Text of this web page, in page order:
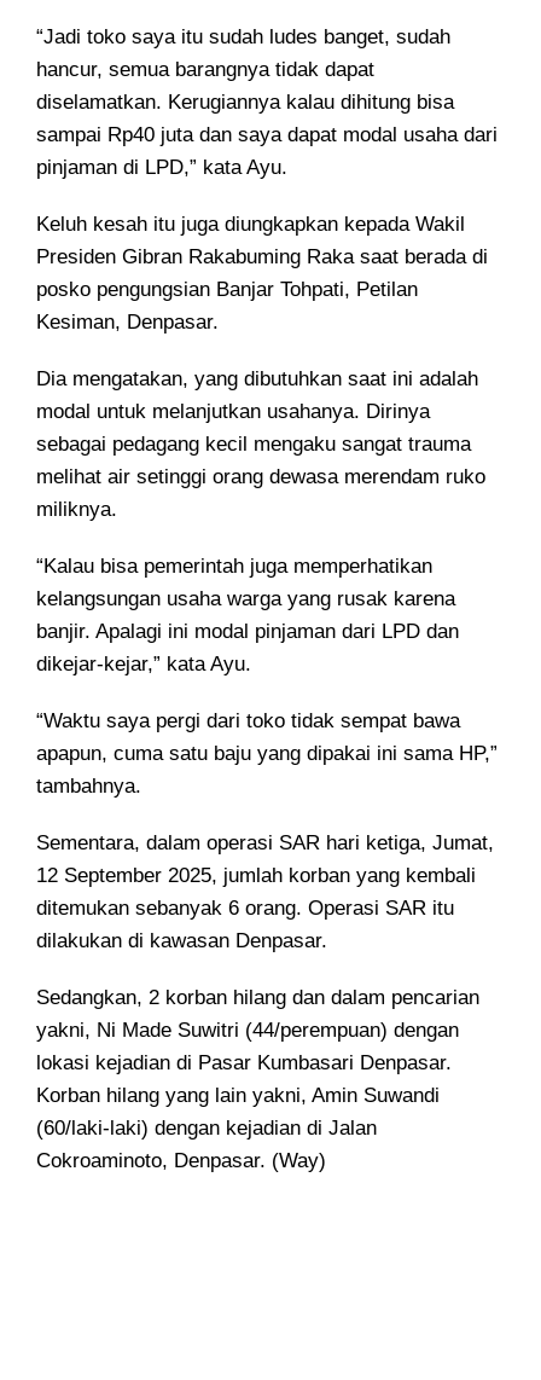
“Jadi toko saya itu sudah ludes banget, sudah
hancur, semua barangnya tidak dapat
diselamatkan. Kerugiannya kalau dihitung bisa
sampai Rp40 juta dan saya dapat modal usaha dari
pinjaman di LPD,” kata Ayu.
Keluh kesah itu juga diungkapkan kepada Wakil
Presiden Gibran Rakabuming Raka saat berada di
posko pengungsian Banjar Tohpati, Petilan
Kesiman, Denpasar.
Dia mengatakan, yang dibutuhkan saat ini adalah
modal untuk melanjutkan usahanya. Dirinya
sebagai pedagang kecil mengaku sangat trauma
melihat air setinggi orang dewasa merendam ruko
miliknya.
“Kalau bisa pemerintah juga memperhatikan
kelangsungan usaha warga yang rusak karena
banjir. Apalagi ini modal pinjaman dari LPD dan
dikejar-kejar,” kata Ayu.
“Waktu saya pergi dari toko tidak sempat bawa
apapun, cuma satu baju yang dipakai ini sama HP,”
tambahnya.
Sementara, dalam operasi SAR hari ketiga, Jumat,
12 September 2025, jumlah korban yang kembali
ditemukan sebanyak 6 orang. Operasi SAR itu
dilakukan di kawasan Denpasar.
Sedangkan, 2 korban hilang dan dalam pencarian
yakni, Ni Made Suwitri (44/perempuan) dengan
lokasi kejadian di Pasar Kumbasari Denpasar.
Korban hilang yang lain yakni, Amin Suwandi
(60/laki-laki) dengan kejadian di Jalan
Cokroaminoto, Denpasar. (Way)